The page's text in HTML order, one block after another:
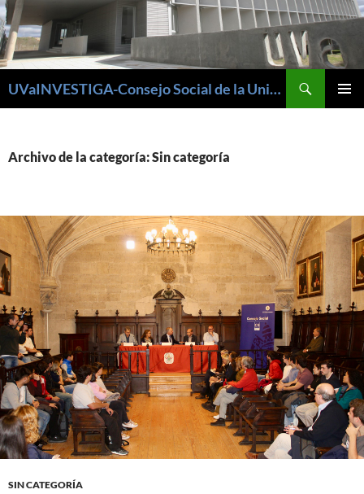
UVaINVESTIGA-Consejo Social de la Universidad de Valladolid
Archivo de la categoría: Sin categoría
SIN CATEGORÍA